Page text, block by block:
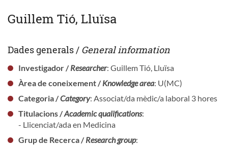
Guillem Tió, Lluïsa
Dades generals / General information
Investigador /Researcher: Guillem Tió, Lluïsa
Àrea de coneixement /Knowledge area: U(MC)
Categoria /Category: Associat/da mèdic/a laboral 3 hores
Titulacions /Academic qualifications:
- Llicenciat/ada en Medicina
Grup de Recerca /Research group: